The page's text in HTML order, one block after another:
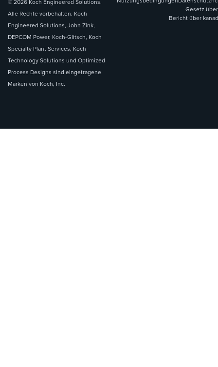
© 2026 Koch Engineered Solutions.
Alle Rechte vorbehalten. Koch
Engineered Solutions, John Zink,
DEPCOM Power, Koch-Glitsch, Koch
Specialty Plant Services, Koch
Technology Solutions und Optimized
Process Designs sind eingetragene
Marken von Koch, Inc.
Gesetz
Bericht über